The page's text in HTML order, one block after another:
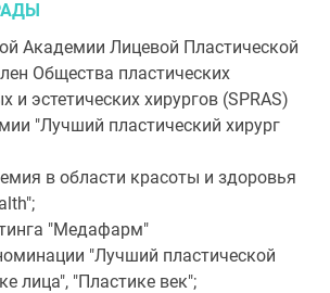
Академии Лицевой Пластической
Общества пластических
и эстетических хирургов (SPRAS)
"Лучший пластический хирург
в области красоты и здоровья
"Медафарм"
"Лучший пластической
лица", "Пластике век";